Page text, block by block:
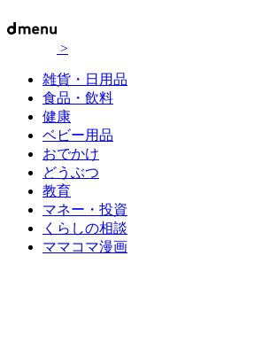
>
雑貨・日用品
食品・飲料
健康
ベビー用品
おでかけ
どうぶつ
教育
マネー・投資
くらしの相談
ママコマ漫画